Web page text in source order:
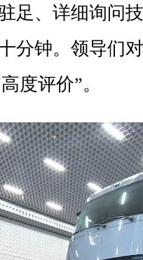
足、详细询问
分钟。领导们
度评价”。